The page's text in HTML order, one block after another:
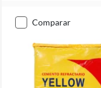
comparar